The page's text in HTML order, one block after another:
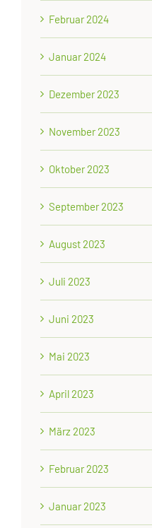
Februar 2024
Januar 2024
Dezember 2023
November 2023
Oktober 2023
September 2023
August 2023
Juli 2023
Juni 2023
Mai 2023
April 2023
März 2023
Februar 2023
Januar 2023